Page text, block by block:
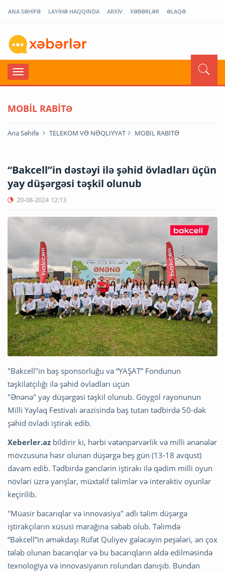
ANA SƏHİFƏ LAYİHƏ HAQQINDA ARXİV XƏBƏRLƏR ƏLAQƏ
MOBİL RABİTƏ
Ana Səhifə TELEKOM VƏ NƏQLİYYAT MOBİL RABİTƏ
“Bakcell”in dəstəyi ilə şəhid övladları üçün
yay düşərgəsi təşkil olunub
20-08-2024 12:13
"Bakcell"in baş sponsorluğu və “YAŞAT” Fondunun
təşkilatçılığı ilə şəhid övladları üçün
"Ənənə" yay düşərgəsi təşkil olunub. Göygöl rayonunun
Milli Yaylaq Festivalı ərazisində baş tutan tədbirdə 50-dək
şəhid övladı iştirak edib.
Xeberler.az bildirir ki, hərbi vətənpərvərlik və milli ənənələr
mövzusuna həsr olunan düşərgə beş gün (13-18 avqust)
davam edib. Tədbirdə gənclərin iştirakı ilə qədim milli oyun
növləri üzrə yarışlar, müxtəlif təlimlər və interaktiv oyunlar
keçirilib.
"Müasir bacarıqlar və innovasiya" adlı təlim düşərgə
iştirakçıların xüsusi marağına səbəb olub. Təlimdə
“Bakcell”in əməkdaşı Rüfət Quliyev gələcəyin peşələri, ən çox
tələb olunan bacarıqlar və bu bacarıqların əldə edilməsində
texnologiya və innovasiyanın rolundan danışıb. Bundan